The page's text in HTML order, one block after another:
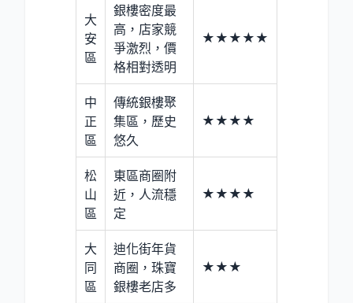
大
安
區
銀樓密度最
高，店家競
爭激烈，價
格相對透明
★★★★★
中
正
區
傳統銀樓聚
集區，歷史
悠久
★★★★
松
山
區
東區商圈附
近，人流穩
定
★★★★
大
同
區
迪化街年貨
商圈，珠寶
銀樓老店多
★★★